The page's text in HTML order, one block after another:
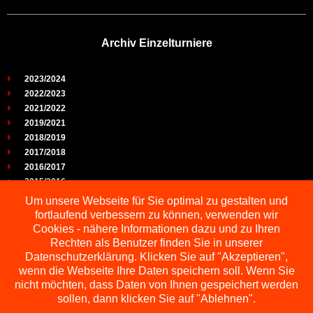
Archiv Einzelturniere
2023/2024
2022/2023
2021/2022
2019/2021
2018/2019
2017/2018
2016/2017
2015/2016
2014/2015
2013/2014
2012/2013
2011/2012
2010/2011
2009/2010
Um unsere Webseite für Sie optimal zu gestalten und
fortlaufend verbessern zu können, verwenden wir
Cookies - nähere Informationen dazu und zu Ihren
Rechten als Benutzer finden Sie in unserer
Datenschutzerklärung. Klicken Sie auf "Akzeptieren",
wenn die Webseite Ihre Daten speichern soll. Wenn Sie
nicht möchten, dass Daten von Ihnen gespeichert werden
sollen, dann klicken Sie auf "Ablehnen".